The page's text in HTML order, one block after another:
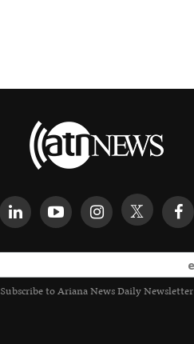
Subscribe to Ariana News Daily Newsletter